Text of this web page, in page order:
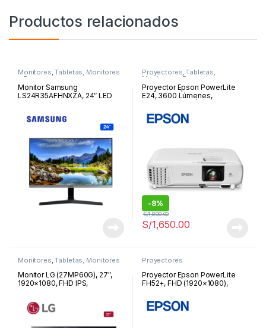
Productos relacionados
Monitores,Tabletas, Monitores
y Proyectores
Monitor Samsung
LS24R35AFHNXZA, 24″ LED
Proyectores,Tabletas,
Monitores y Proyectores
Proyector Epson PowerLite
E24, 3600 Lúmenes,
-8%
S/1,650.00
S/1,800.00
Monitores ,Tabletas, Monitores
y Proyectores
Monitor LG (27MP60G), 27″,
1920×1080, FHD IPS,
| 27MP60G
Proyectores
Proyector Epson PowerLite
FH52+, FHD (1920×1080),
hasta 16.000:1, lámpara de
12.000 horas (Eco), 4000